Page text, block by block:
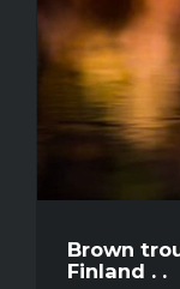
Brown
Finland . .